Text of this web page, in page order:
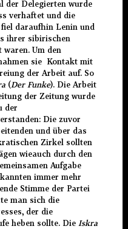
der Delegierten wurde
verhaftet und die
daraufhin Lenin und
ihrer sibirischen
Um den
sie Kontakt mit
der Arbeit auf. So
(Der Funke). Die Arbeit
der Zeitung wurde
der
Die zuvor
und über das
Zirkel sollten
wieauch durch den
Aufgabe
immer mehr
Stimme der Partei
man sich die
der die
heben sollte. DieIskra